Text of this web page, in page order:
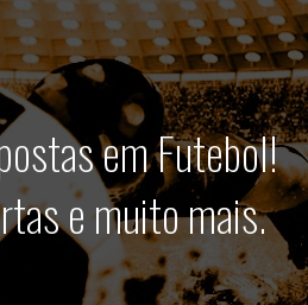
em Futebol!
e muito mais.